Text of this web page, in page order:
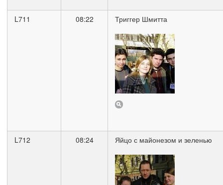
L711 08:22 Триггер Шмитта
L712 08:24 Яйцо с майонезом и зеленью